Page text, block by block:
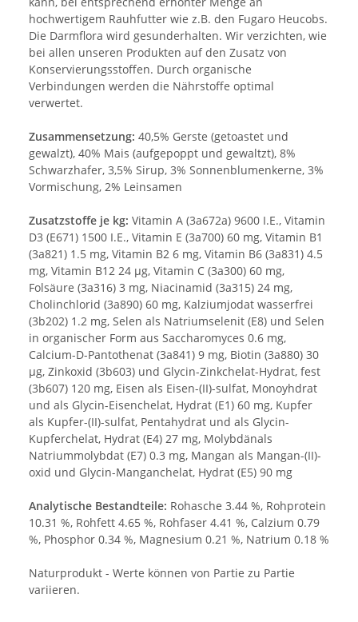
hochwertigem Rauhfutter wie z.B. den Fugaro Heucobs.
Die Darmflora wird gesunderhalten. Wir verzichten, wie
bei allen unseren Produkten auf den Zusatz von
Konservierungsstoffen. Durch organische
Verbindungen werden die Nährstoffe optimal
verwertet.
Zusammensetzung: 40,5% Gerste (getoastet und
gewalzt), 40% Mais (aufgepoppt und gewaltzt), 8%
Schwarzhafer, 3,5% Sirup, 3% Sonnenblumenkerne, 3%
Vormischung, 2% Leinsamen
Zusatzstoffe je kg: Vitamin A (3a672a) 9600 I.E., Vitamin
D3 (E671) 1500 I.E., Vitamin E (3a700) 60 mg, Vitamin B1
(3a821) 1.5 mg, Vitamin B2 6 mg, Vitamin B6 (3a831) 4.5
mg, Vitamin B12 24 µg, Vitamin C (3a300) 60 mg,
Folsäure (3a316) 3 mg, Niacinamid (3a315) 24 mg,
Cholinchlorid (3a890) 60 mg, Kalziumjodat wasserfrei
(3b202) 1.2 mg, Selen als Natriumselenit (E8) und Selen
in organischer Form aus Saccharomyces 0.6 mg,
Calcium-D-Pantothenat (3a841) 9 mg, Biotin (3a880) 30
µg, Zinkoxid (3b603) und Glycin-Zinkchelat-Hydrat, fest
(3b607) 120 mg, Eisen als Eisen-(II)-sulfat, Monoyhdrat
und als Glycin-Eisenchelat, Hydrat (E1) 60 mg, Kupfer
als Kupfer-(II)-sulfat, Pentahydrat und als Glycin-
Kupferchelat, Hydrat (E4) 27 mg, Molybdänals
Natriummolybdat (E7) 0.3 mg, Mangan als Mangan-(II)-
oxid und Glycin-Manganchelat, Hydrat (E5) 90 mg
Analytische Bestandteile: Rohasche 3.44 %, Rohprotein
10.31 %, Rohfett 4.65 %, Rohfaser 4.41 %, Calzium 0.79
%, Phosphor 0.34 %, Magnesium 0.21 %, Natrium 0.18 %
Naturprodukt - Werte können von Partie zu Partie
variieren.